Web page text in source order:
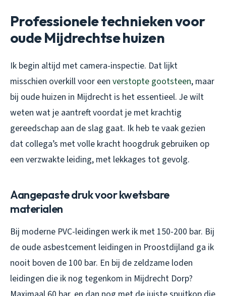
Professionele technieken voor
oude Mijdrechtse huizen
Ik begin altijd met camera-inspectie. Dat lijkt
misschien overkill voor een verstopte gootsteen, maar
bij oude huizen in Mijdrecht is het essentieel. Je wilt
weten wat je aantreft voordat je met krachtig
gereedschap aan de slag gaat. Ik heb te vaak gezien
dat collega’s met volle kracht hoogdruk gebruiken op
een verzwakte leiding, met lekkages tot gevolg.
Aangepaste druk voor kwetsbare
materialen
Bij moderne PVC-leidingen werk ik met 150-200 bar. Bij
de oude asbestcement leidingen in Proostdijland ga ik
nooit boven de 100 bar. En bij de zeldzame loden
leidingen die ik nog tegenkom in Mijdrecht Dorp?